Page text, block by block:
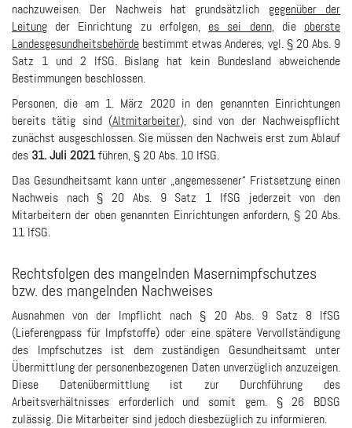
nachzuweisen. Der Nachweis hat grundsätzlich gegenüber der
Leitung der Einrichtung zu erfolgen, es sei denn, die oberste
Landesgesundheitsbehörde bestimmt etwas Anderes, vgl. § 20 Abs. 9
Satz 1 und 2 IfSG. Bislang hat kein Bundesland abweichende
Bestimmungen beschlossen.
Personen, die am 1. März 2020 in den genannten Einrichtungen
bereits tätig sind (Altmitarbeiter), sind von der Nachweispflicht
zunächst ausgeschlossen. Sie müssen den Nachweis erst zum Ablauf
des 31. Juli 2021führen, § 20 Abs. 10 IfSG.
Das Gesundheitsamt kann unter „angemessener“ Fristsetzung einen
Nachweis nach § 20 Abs. 9 Satz 1 IfSG jederzeit von den
Mitarbeitern der oben genannten Einrichtungen anfordern, § 20 Abs.
11 IfSG.
Rechtsfolgen des mangelnden Masernimpfschutzes
bzw. des mangelnden Nachweises
Ausnahmen von der Impflicht nach § 20 Abs. 9 Satz 8 IfSG
(Lieferengpass für Impfstoffe) oder eine spätere Vervollständigung
des Impfschutzes ist dem zuständigen Gesundheitsamt unter
Übermittlung der personenbezogenen Daten unverzüglich anzuzeigen.
Diese Datenübermittlung ist zur Durchführung des
Arbeitsverhältnisses erforderlich und somit gem. § 26 BDSG
zulässig. Die Mitarbeiter sind jedoch diesbezüglich zu informieren.